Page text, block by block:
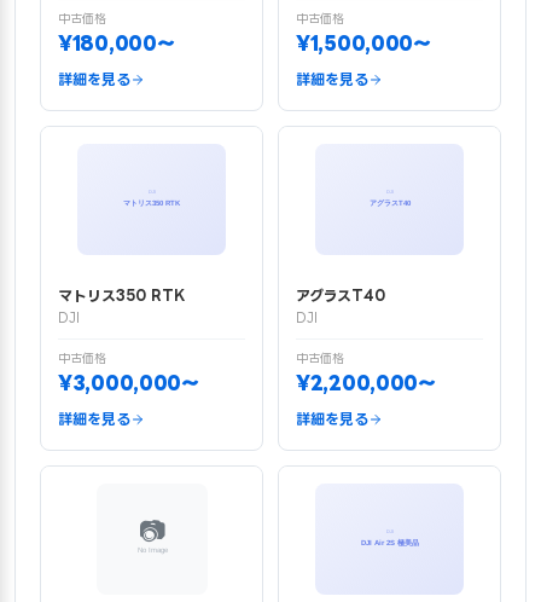
中古価格
¥180,000〜
詳細を見る
中古価格
¥1,500,000〜
詳細を見る
マトリス350 RTK
DJI
中古価格
¥3,000,000〜
詳細を見る
アグラスT40
DJI
中古価格
¥2,200,000〜
詳細を見る